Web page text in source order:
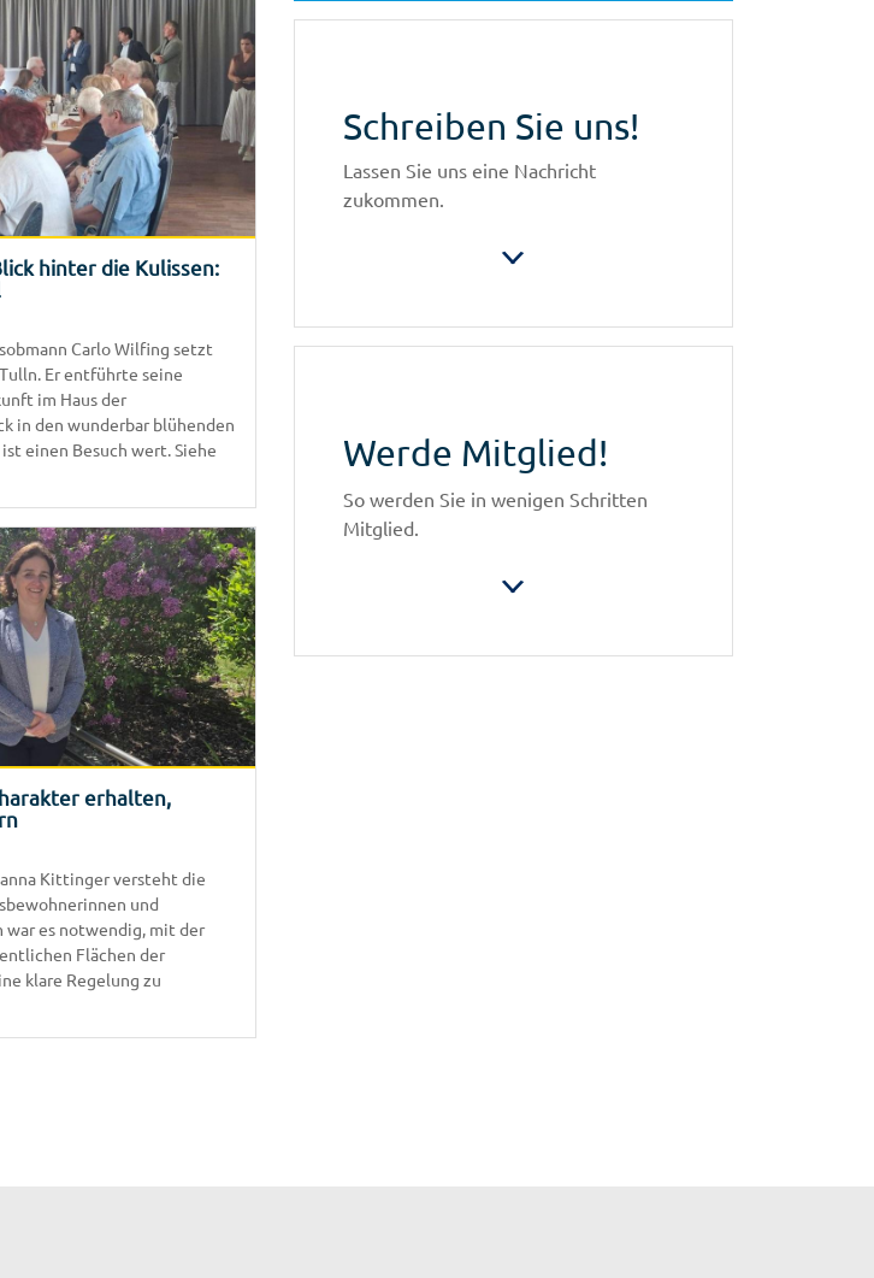
hinter die Kulissen:
Carlo Wilfing setzt
Er entführte seine
im Haus der
in den wunderbar blühenden
einen Besuch wert. Siehe
erhalten,
Kittinger versteht die
und
war es notwendig, mit der
Flächen der
klare Regelung zu
Schreiben Sie uns!
Lassen Sie uns eine Nachricht
zukommen.
Werde Mitglied!
So werden Sie in wenigen Schritten
Mitglied.